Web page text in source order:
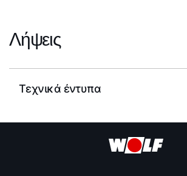
Λήψεις
Τεχνικά έντυπα